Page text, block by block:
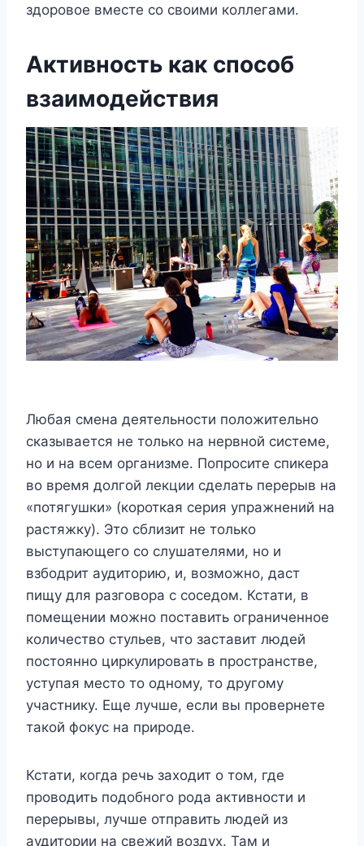
здоровое вместе со своими коллегами.
Активность как способ
взаимодействия
Любая смена деятельности положительно
сказывается не только на нервной системе,
но и на всем организме. Попросите спикера
во время долгой лекции сделать перерыв на
«потягушки» (короткая серия упражнений на
растяжку). Это сблизит не только
выступающего со слушателями, но и
взбодрит аудиторию, и, возможно, даст
пищу для разговора с соседом. Кстати, в
помещении можно поставить ограниченное
количество стульев, что заставит людей
постоянно циркулировать в пространстве,
уступая место то одному, то другому
участнику. Еще лучше, если вы провернете
такой фокус на природе.
Кстати, когда речь заходит о том, где
проводить подобного рода активности и
перерывы, лучше отправить людей из
аудитории на свежий воздух. Там и